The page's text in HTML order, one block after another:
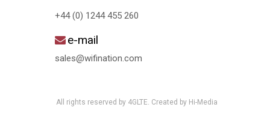
+44 (0) 1244 455 260
e-mail
sales@wifination.com
All rights reserved by 4GLTE. Created by Hi-Media